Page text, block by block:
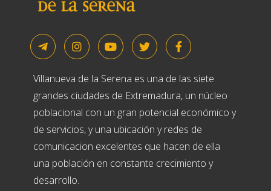
Villanueva de la Serena es una de las siete
grandes ciudades de Extremadura, un núcleo
poblacional con un gran potencial económico y
de servicios, y una ubicación y redes de
comunicacion excelentes que hacen de ella
una población en constante crecimiento y
desarrollo.